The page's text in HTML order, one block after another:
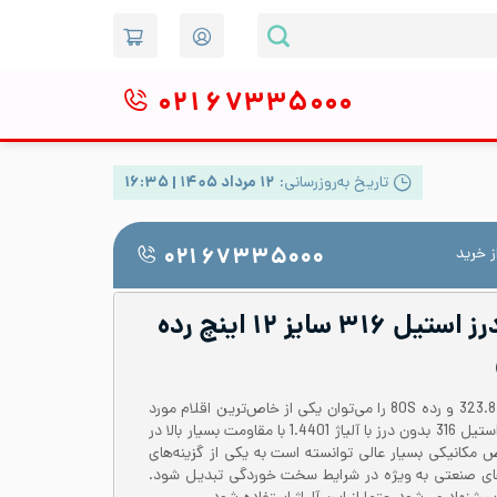
۰۲۱ ۶۷۳۳۵۰۰۰
تاریخ به‌روزرسانی: ۱۲ مرداد ۱۴۰۵ | ۱۶:۳۵
خرید ۰۲۱ ۶۷۳۳۵۰۰۰
لوله صنعتی بدون درز استیل ۳۱۶ سایز ۱۲ اینچ رده
لوله استیل 316 بدون درز با قطر 323.8 و رده 80S را می‌توان یکی از خاص‌ترین اقلام مورد
استفاده در صنعت دانست. لوله استیل 316 بدون درز با آلیاژ 1.4401 با مقاومت بسیار بالا در
بسیار عالی توانسته است به یکی از گزینه‌های
صنعتی به ویژه در شرایط سخت خوردگی تبدیل شود.